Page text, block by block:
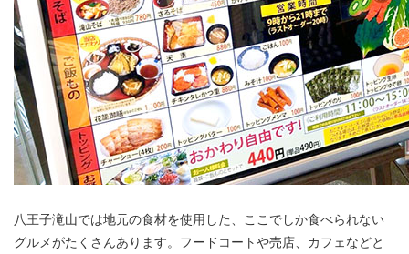
八王子滝山では地元の食材を使用した、ここでしか食べられない
グルメがたくさんあります。フードコートや売店、カフェなどと